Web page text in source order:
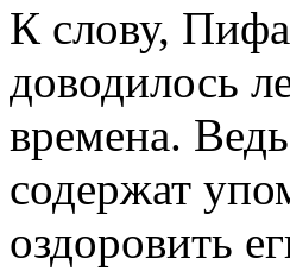
К слову,
доводилось
времена.
содержат
оздоровить